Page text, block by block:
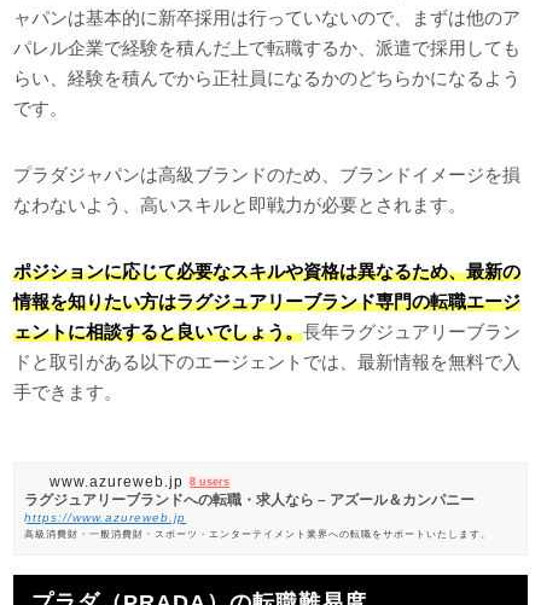
ャパンは基本的に新卒採用は行っていないので、まずは他のア
パレル企業で経験を積んだ上で転職するか、派遣で採用しても
らい、経験を積んでから正社員になるかのどちらかになるよう
です。
プラダジャパンは高級ブランドのため、ブランドイメージを損
なわないよう、高いスキルと即戦力が必要とされます。
ポジションに応じて必要なスキルや資格は異なるため、最新の
情報を知りたい方はラグジュアリーブランド専門の転職エージ
ェントに相談すると良いでしょう。長年ラグジュアリーブラン
ドと取引がある以下のエージェントでは、最新情報を無料で入
手できます。
www.azureweb.jp 8 users
ラグジュアリーブランドへの転職・求人なら – アズール＆カンパニー
https://www.azureweb.jp
高級消費財・一般消費財・スポーツ・エンターテイメント業界への転職をサポートいたします。